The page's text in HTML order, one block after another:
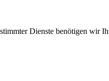
Dienste benötigen wir